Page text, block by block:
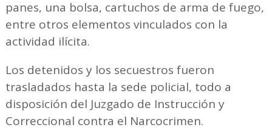
panes, una bolsa, cartuchos de arma de fuego,
entre otros elementos vinculados con la
actividad ilícita.
Los detenidos y los secuestros fueron
trasladados hasta la sede policial, todo a
disposición del Juzgado de Instrucción y
Correccional contra el Narcocrimen.